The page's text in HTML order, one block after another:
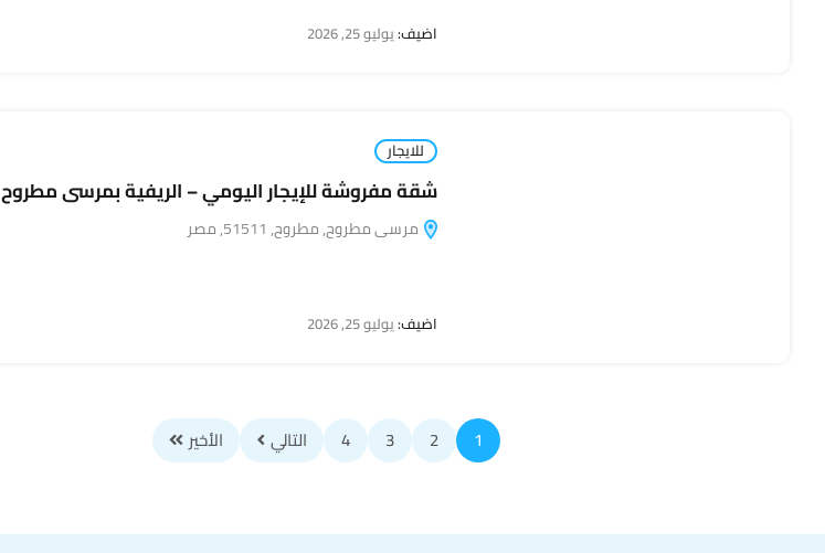
اضيف:يوليو 25, 2026
للايجار
شقة مفروشة للإيجار اليومي – الريفية بمرسى مطروح
مرسى مطروح, مطروح, 51511, مصر
اضيف:يوليو 25, 2026
1
2
3
4 التالي الأخير